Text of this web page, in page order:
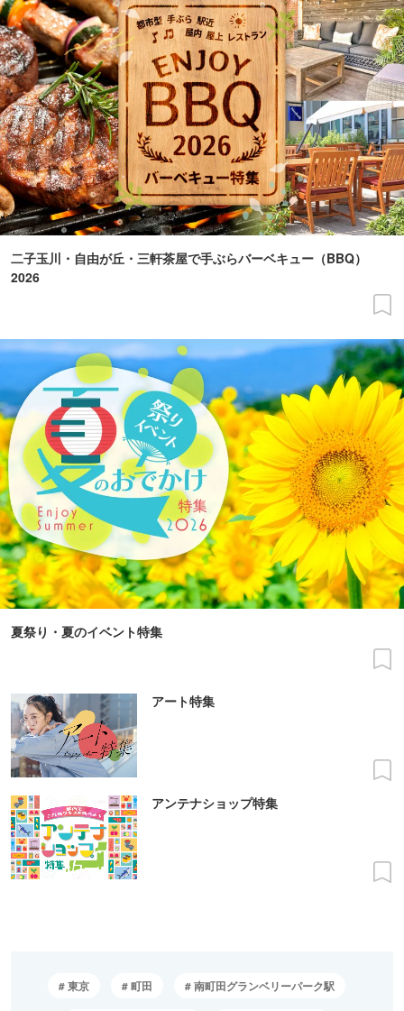
二子玉川・自由が丘・三軒茶屋で手ぶらバーベキュー（BBQ）
2026
夏祭り・夏のイベント特集
アート特集
アンテナショップ特集
東京 町田 南町田グランベリーパーク駅